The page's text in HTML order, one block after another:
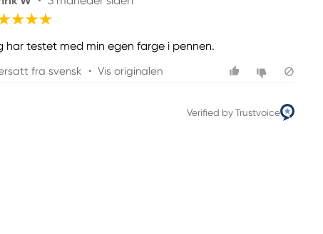
har testet med min egen farge i pennen.
fra svensk • Vis originalen
Verified by Trustvoice